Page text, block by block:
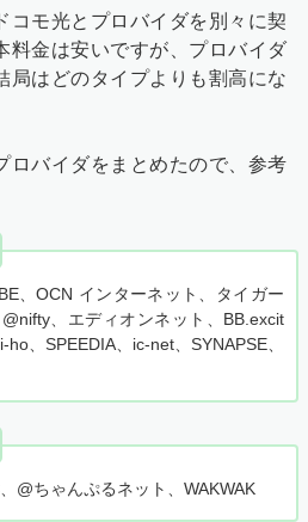
コモ光とプロバイダを別々に契
料金は安いですが、プロバイダ
局はどのタイプよりも割高にな
ロバイダをまとめたので、参考
、OCN インターネット、タイガー
、エディオンネット、BB.excit
、SPEEDIA、ic-net、SYNAPSE、
@ちゃんぷるネット、WAKWAK